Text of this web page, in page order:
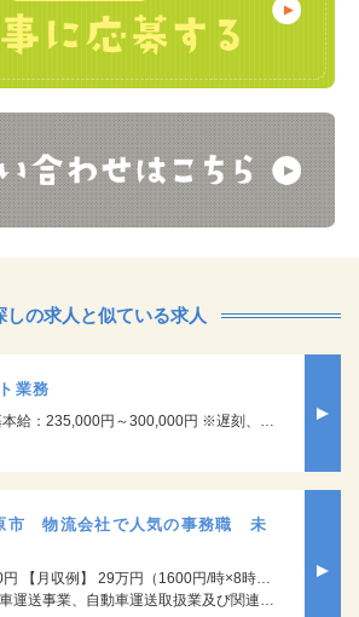
しの求人と似ている求人
業務
円 ※遅刻、早退、欠勤があった場合は、基本給から控除させていただきます。
市 物流会社で人気の事務職 未
29万円（1600円/時×8時間）×20日/月＋深夜割増+残業
事業、自動車運送取扱業及び関連する物流事業